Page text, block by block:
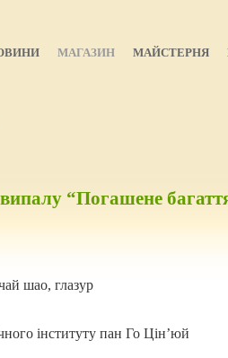
МАГАЗИН МАЙСТЕРНЯ
“Погашене
шао, глазур
інституту пан Го Цін’юй